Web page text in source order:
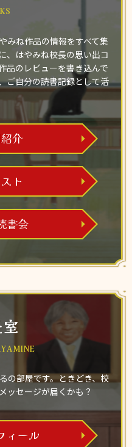
みね作品の情報をすべて集
、はやみね校長の思い出コ
品のレビューを書き込んで
ご自分の読書記録として活
介
ト
書会
の部屋です。ときどき、校
ッセージが届くかも？
ィール